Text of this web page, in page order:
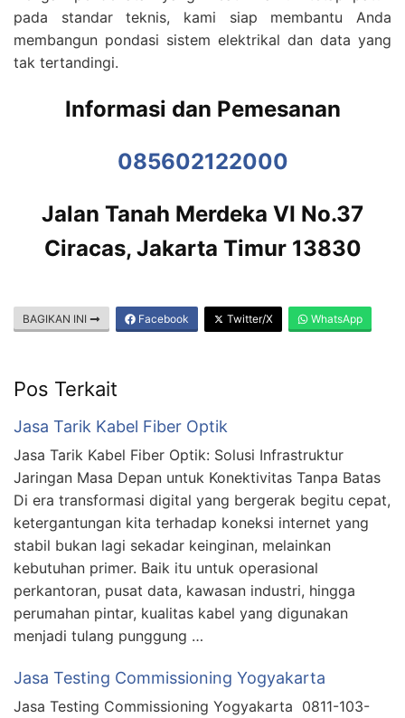
pada standar teknis, kami siap membantu Anda
membangun pondasi sistem elektrikal dan data yang
tak tertandingi.
Informasi dan Pemesanan
085602122000
Jalan Tanah Merdeka VI No.37
Ciracas, Jakarta Timur 13830
BAGIKAN INI Facebook Twitter/X WhatsApp
Pos Terkait
Jasa Tarik Kabel Fiber Optik
Jasa Tarik Kabel Fiber Optik: Solusi Infrastruktur
Jaringan Masa Depan untuk Konektivitas Tanpa Batas
Di era transformasi digital yang bergerak begitu cepat,
ketergantungan kita terhadap koneksi internet yang
stabil bukan lagi sekadar keinginan, melainkan
kebutuhan primer. Baik itu untuk operasional
perkantoran, pusat data, kawasan industri, hingga
perumahan pintar, kualitas kabel yang digunakan
menjadi tulang punggung …
Jasa Testing Commissioning Yogyakarta
Jasa Testing Commissioning Yogyakarta 0811-103-